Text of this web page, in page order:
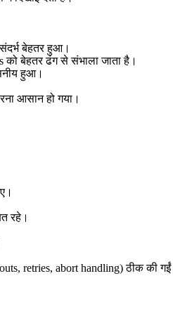
बेहतर हुआ।
बेहतर ढंग से संभाला जाता है।
हुआ।
आसान हो गया।
रहे।
retries, abort handling) ठीक की